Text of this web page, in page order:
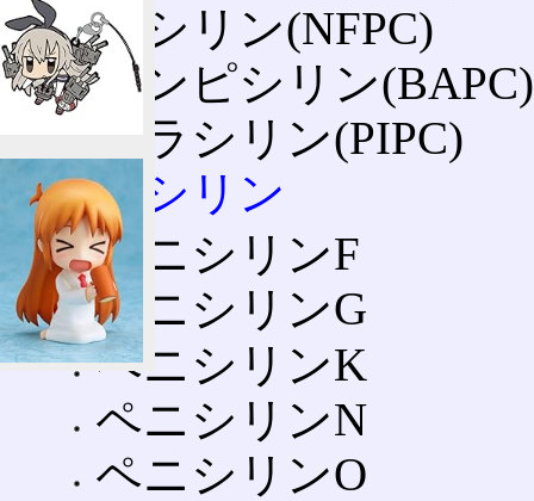
ナフシリン(NFPC)
バカンピシリン(BAPC)
ピペラシリン(PIPC)
ペニシリン
ペニシリンF
ペニシリンG
ペニシリンK
ペニシリンN
ペニシリンO